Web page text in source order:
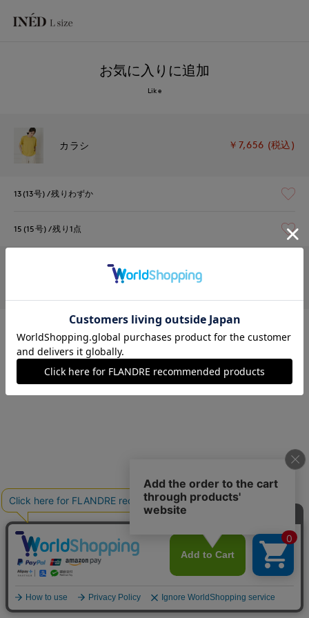
お気に入りに追加
Like
カラシ ￥7,656 (税込)
13(13号) 残りわずか
15(15号) 残り1点
在庫なし
15(15号) 在庫なし